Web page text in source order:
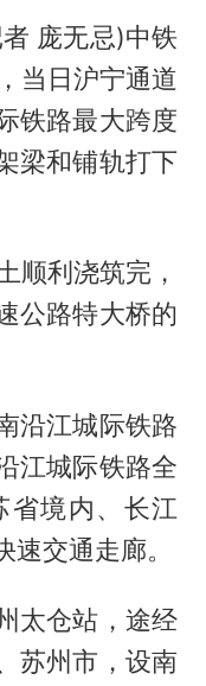
庞无忌)中铁
当日沪宁通道
铁路最大跨度
梁和铺轨打下
顺利浇筑完，
公路特大桥的
沿江城际铁路
江城际铁路全
省境内、长江
交通走廊。
太仓站，途经
苏州市，设南